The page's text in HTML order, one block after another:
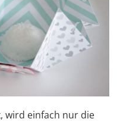
wird einfach nur die